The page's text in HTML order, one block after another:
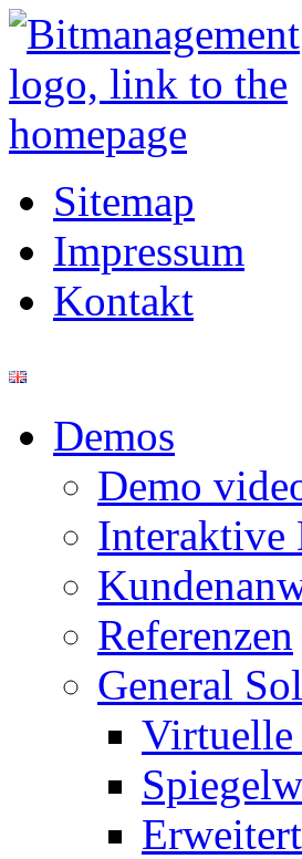
Sitemap
Impressum
Kontakt
Demos
Demo
Interaktive
Referenzen
General
Virtuelle